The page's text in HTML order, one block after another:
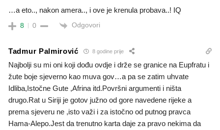
…a eto.., nakon amera.., i ove je krenula probava..! IQ
8 0 Odgovori
Tadmur Palmirović 8 godine prije
Najbolji su mi oni koji dođu ovdje i drže se granice na Eupfratu i
žute boje sjeverno kao muva gov…a pa se zatim uhvate
Idliba,Istočne Gute ,Afrina itd.Površni argumenti i ništa
drugo.Rat u Siriji je gotov južno od gore navedene rijeke a
prema sjeveru ne ,isto važi i za istočno od putnog pravca
Hama-Alepo.Jest da trenutno karta daje za pravo nekima da